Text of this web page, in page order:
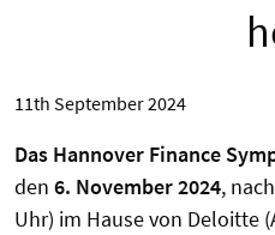
11th September 2024
Das Hannover Finance
den 6. November 2024,
Uhr) im Hause von Deloitte